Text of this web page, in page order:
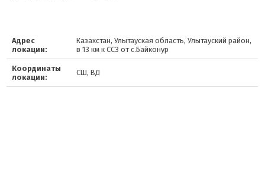
Адрес
локации:
Казахстан, Улытауская область, Улытауский район,
в 13 км к ССЗ от с.Байконур
Координаты
локации:
СШ, ВД